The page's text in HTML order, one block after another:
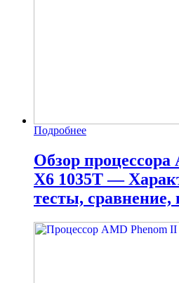
Подробнее
Обзор
X6 1035T —
тесты, сравнение,